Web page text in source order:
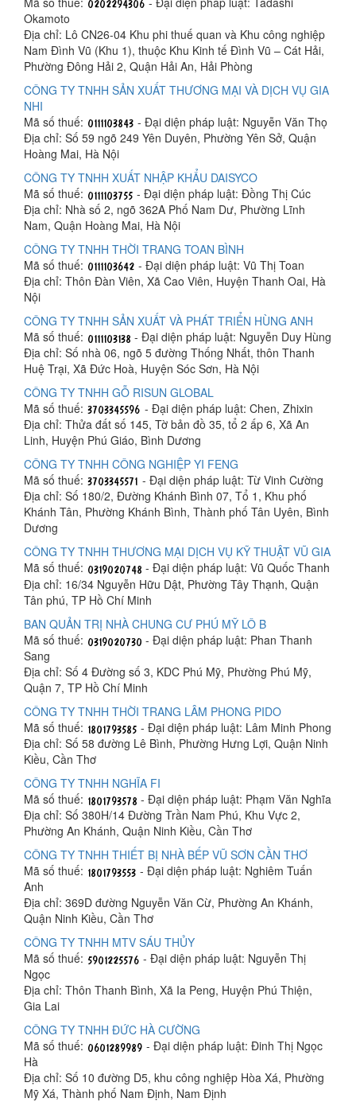
Okamoto
Địa chỉ: Lô CN26-04 Khu phi thuế quan và Khu công nghiệp
Nam Đình Vũ (Khu 1), thuộc Khu Kinh tế Đình Vũ – Cát Hải,
Phường Đông Hải 2, Quận Hải An, Hải Phòng
CÔNG TY TNHH SẢN XUẤT THƯƠNG MẠI VÀ DỊCH VỤ GIA
NHI
Mã số thuế:
- Đại diện pháp luật: Nguyễn Văn Thọ
Địa chỉ: Số 59 ngõ 249 Yên Duyên, Phường Yên Sở, Quận
Hoàng Mai, Hà Nội
CÔNG TY TNHH XUẤT NHẬP KHẨU DAISYCO
Mã số thuế:
- Đại diện pháp luật: Đồng Thị Cúc
Địa chỉ: Nhà số 2, ngõ 362A Phố Nam Dư, Phường Lĩnh
Nam, Quận Hoàng Mai, Hà Nội
CÔNG TY TNHH THỜI TRANG TOAN BÌNH
Mã số thuế:
- Đại diện pháp luật: Vũ Thị Toan
Địa chỉ: Thôn Đàn Viên, Xã Cao Viên, Huyện Thanh Oai, Hà
Nội
CÔNG TY TNHH SẢN XUẤT VÀ PHÁT TRIỂN HÙNG ANH
Mã số thuế:
- Đại diện pháp luật: Nguyễn Duy Hùng
Địa chỉ: Số nhà 06, ngõ 5 đường Thống Nhất, thôn Thanh
Huệ Trại, Xã Đức Hoà, Huyện Sóc Sơn, Hà Nội
CÔNG TY TNHH GỖ RISUN GLOBAL
Mã số thuế:
- Đại diện pháp luật: Chen, Zhixin
Địa chỉ: Thửa đất số 145, Tờ bản đồ 35, tổ 2 ấp 6, Xã An
Linh, Huyện Phú Giáo, Bình Dương
CÔNG TY TNHH CÔNG NGHIỆP YI FENG
Mã số thuế:
- Đại diện pháp luật: Từ Vinh Cường
Địa chỉ: Số 180/2, Đường Khánh Bình 07, Tổ 1, Khu phố
Khánh Tân, Phường Khánh Bình, Thành phố Tân Uyên, Bình
Dương
CÔNG TY TNHH THƯƠNG MẠI DỊCH VỤ KỸ THUẬT VŨ GIA
Mã số thuế:
- Đại diện pháp luật: Vũ Quốc Thanh
Địa chỉ: 16/34 Nguyễn Hữu Dật, Phường Tây Thạnh, Quận
Tân phú, TP Hồ Chí Minh
BAN QUẢN TRỊ NHÀ CHUNG CƯ PHÚ MỸ LÔ B
Mã số thuế:
- Đại diện pháp luật: Phan Thanh
Sang
Địa chỉ: Số 4 Đường số 3, KDC Phú Mỹ, Phường Phú Mỹ,
Quận 7, TP Hồ Chí Minh
CÔNG TY TNHH THỜI TRANG LÂM PHONG PIDO
Mã số thuế:
- Đại diện pháp luật: Lâm Minh Phong
Địa chỉ: Số 58 đường Lê Bình, Phường Hưng Lợi, Quận Ninh
Kiều, Cần Thơ
CÔNG TY TNHH NGHĨA FI
Mã số thuế:
- Đại diện pháp luật: Phạm Văn Nghĩa
Địa chỉ: Số 380H/14 Đường Trần Nam Phú, Khu Vực 2,
Phường An Khánh, Quận Ninh Kiều, Cần Thơ
CÔNG TY TNHH THIẾT BỊ NHÀ BẾP VŨ SƠN CẦN THƠ
Mã số thuế:
- Đại diện pháp luật: Nghiêm Tuấn
Anh
Địa chỉ: 369D đường Nguyễn Văn Cừ, Phường An Khánh,
Quận Ninh Kiều, Cần Thơ
CÔNG TY TNHH MTV SÁU THỦY
Mã số thuế:
- Đại diện pháp luật: Nguyễn Thị
Ngọc
Địa chỉ: Thôn Thanh Bình, Xã Ia Peng, Huyện Phú Thiện,
Gia Lai
CÔNG TY TNHH ĐỨC HÀ CƯỜNG
Mã số thuế:
- Đại diện pháp luật: Đinh Thị Ngọc
Hà
Địa chỉ: Số 10 đường D5, khu công nghiệp Hòa Xá, Phường
Mỹ Xá, Thành phố Nam Định, Nam Định